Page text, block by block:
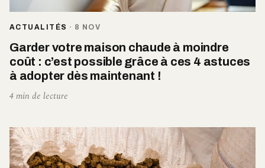
ACTUALITÉS · 8 NOV
Garder votre maison chaude à moindre
coût : c’est possible grâce à ces 4 astuces
à adopter dès maintenant !
4 min de lecture